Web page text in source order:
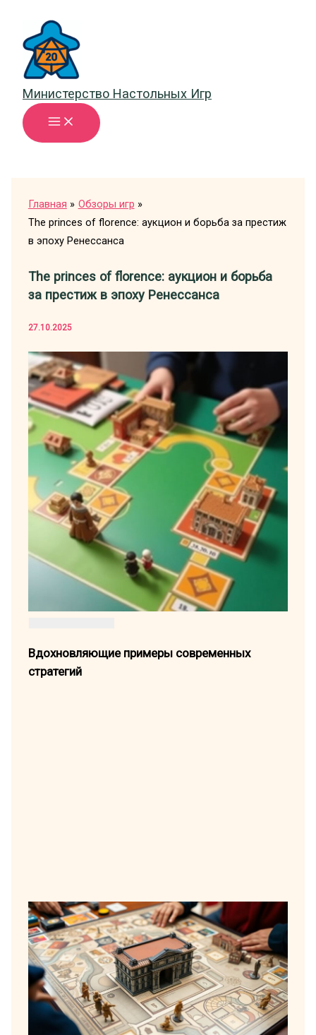
содержимому
Министерство Настольных Игр
Главная
Обзоры игр
The princes of florence: аукцион и борьба за престиж
в эпоху Ренессанса
The princes of florence: аукцион и борьба
за престиж в эпоху Ренессанса
27.10.2025
Вдохновляющие примеры современных
стратегий